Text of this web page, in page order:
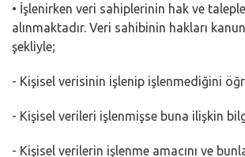
• İşlenirken veri sahiplerinin hak ve
alınmaktadır. Veri sahibinin hakları
şekliyle;
- Kişisel verisinin işlenip işlenmediğini
- Kişisel verileri işlenmişse buna ilişkin
- Kişisel verilerin işlenme amacını ve